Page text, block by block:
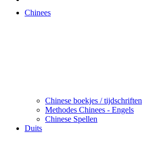
Chinees
Chinese boekjes / tijdschriften
Methodes Chinees - Engels
Chinese Spellen
Duits